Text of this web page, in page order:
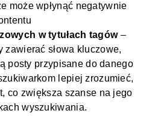
może wpłynąć negatywnie
w tytułach tagów–
zawierać słowa kluczowe,
posty przypisane do danego
lepiej zrozumieć,
co zwiększa szanse na jego
wyszukiwania.